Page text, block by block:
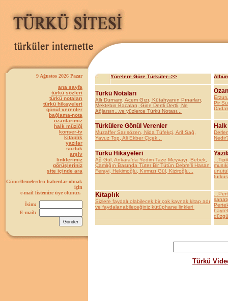
9 Ağustos 2026 Pazar
ana sayfa
türkü sözleri
türkü notaları
türkü hikayeleri
gönül verenler
bağlama-nota
ozanlarımız
halk müziği
konser-tv
kitaplık
yazılar
sözlük
arşiv
linklerimiz
görüşleriniz
site içinde ara
Güncellemelerden haberdar olmak
için
e-mail listemize üye olunuz.
İsim:
E-mail:
Yörelere Göre Türküler-->>
Türkü Notaları
Allı Durnam, Acem Gızı, Kütahyanın Pınarları,
Mektebin Bacaları, Gine Dertli Dertli, Ne
Ağlarsın...ve yüzlerce Türkü Notası...
Pir
Türkülere Gönül Verenler
Muzaffer Sarısözen, Nida Tüfekçi, Arif Sağ,
Yavuz Top, Ali Ekber Çiçek...
Türkü Hikayeleri
Ağ Gül, Ankara'da Yedim Taze Meyvayı, Bebek,
Çamlığın Başında Tüter Bir Tütün Debre'li Hasan
Ferayi, Hekimoğlu, Kırmızı Gül, Kiziroğlu...
Kitaplık
Sizlere faydalı olabilecek bir çok kaynak kitap adı
ve faydalanabileceğiniz kütüphane linkleri
Türkü